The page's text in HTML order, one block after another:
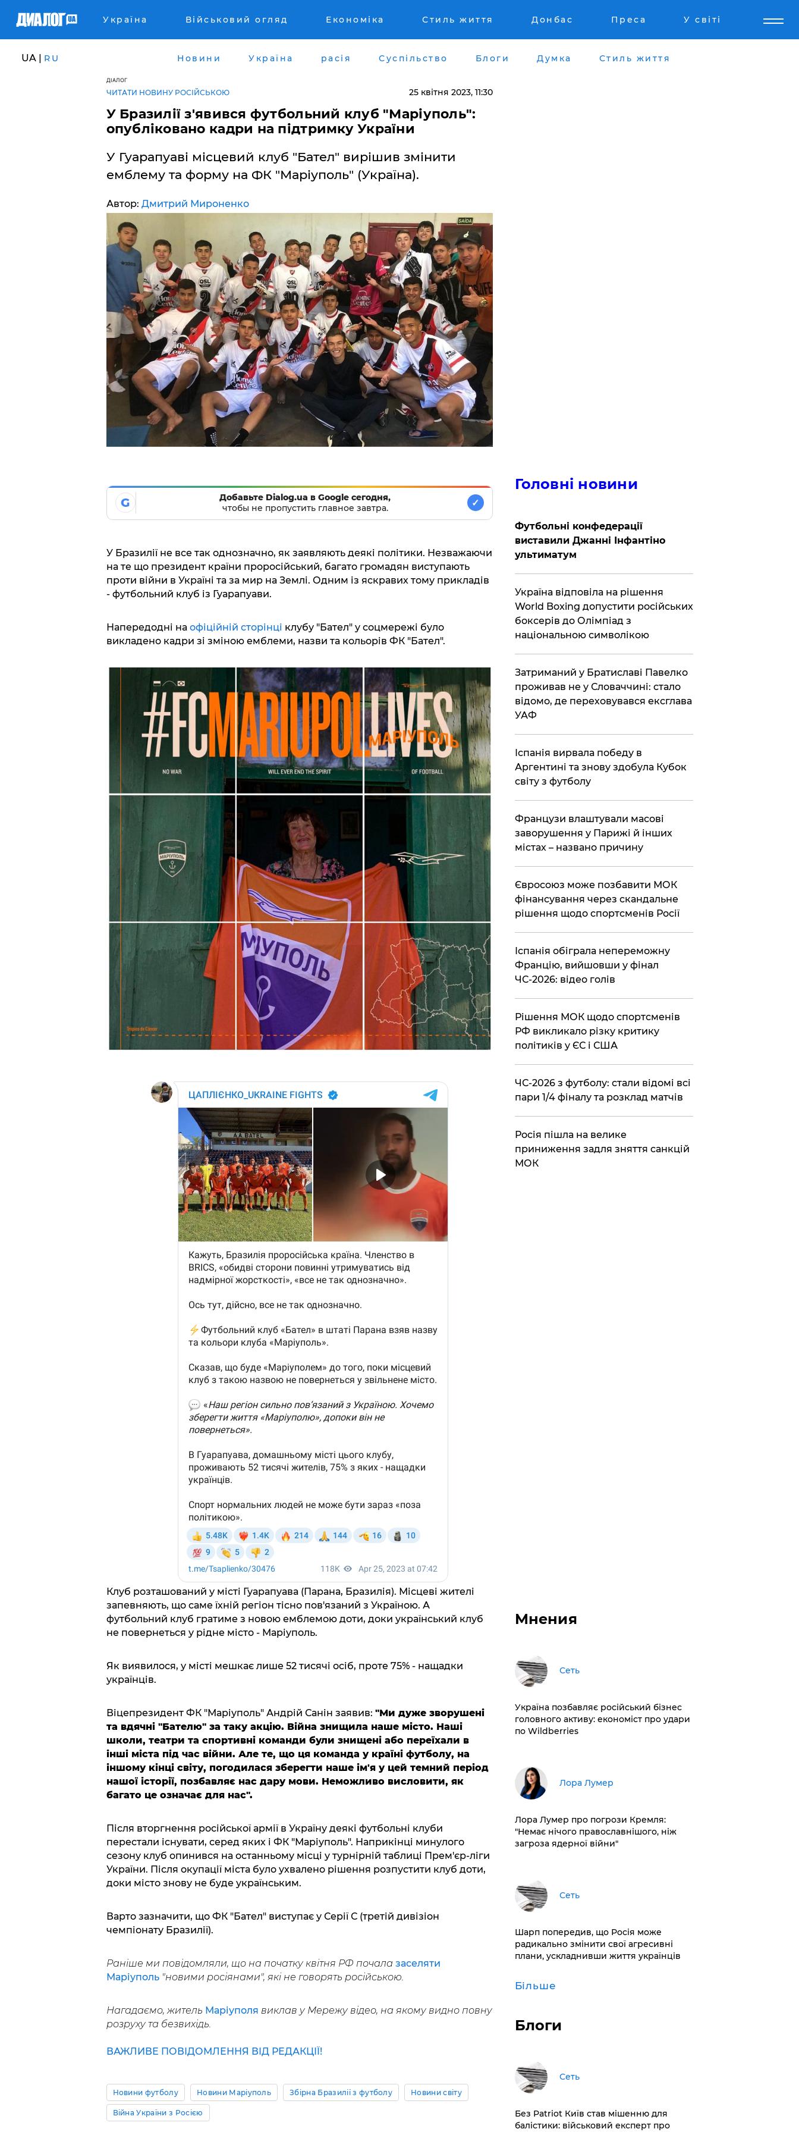
Україна Військовий огляд Економіка Стиль життя Донбас Преса У світі
UA | RU Новини Україна расія Суспільство Блоги Думка Стиль життя
ДІАЛОГ
ЧИТАТИ НОВИНУ РОСІЙСЬКОЮ 25 квітня 2023, 11:30
У Бразилії з'явився футбольний клуб "Маріуполь":
опубліковано кадри на підтримку України
У Гуарапуаві місцевий клуб "Бател" вирішив змінити
емблему та форму на ФК "Маріуполь" (Україна).
Автор: Дмитрий Мироненко
G
Добавьте Dialog.ua в Google сегодня,
чтобы не пропустить главное завтра.
✓
У Бразилії не все так однозначно, як заявляють деякі політики. Незважаючи
на те що президент країни проросійський, багато громадян виступають
проти війни в Україні та за мир на Землі. Одним із яскравих тому прикладів
- футбольний клуб із Гуарапуави.
Напередодні на офіційній сторінці клубу "Бател" у соцмережі було
викладено кадри зі зміною емблеми, назви та кольорів ФК "Бател".
Клуб розташований у місті Гуарапуава (Парана, Бразилія). Місцеві жителі
запевняють, що саме їхній регіон тісно пов'язаний з Україною. А
футбольний клуб гратиме з новою емблемою доти, доки український клуб
не повернеться у рідне місто - Маріуполь.
Як виявилося, у місті мешкає лише 52 тисячі осіб, проте 75% - нащадки
українців.
Віцепрезидент ФК "Маріуполь" Андрій Санін заявив: "Ми дуже зворушені
та вдячні "Бателю" за таку акцію. Війна знищила наше місто. Наші
школи, театри та спортивні команди були знищені або переїхали в
інші міста під час війни. Але те, що ця команда у країні футболу, на
іншому кінці світу, погодилася зберегти наше ім'я у цей темний період
нашої історії, позбавляє нас дару мови. Неможливо висловити, як
багато це означає для нас".
Після вторгнення російської армії в Україну деякі футбольні клуби
перестали існувати, серед яких і ФК "Маріуполь". Наприкінці минулого
сезону клуб опинився на останньому місці у турнірній таблиці Прем'єр-ліги
України. Після окупації міста було ухвалено рішення розпустити клуб доти,
доки місто знову не буде українським.
Варто зазначити, що ФК "Бател" виступає у Серії С (третій дивізіон
чемпіонату Бразилії).
Раніше ми повідомляли, що на початку квітня РФ почала заселяти
Маріуполь "новими росіянами", які не говорять російською.
Нагадаємо, житель Маріуполя виклав у Мережу відео, на якому видно повну
розруху та безвихідь.
ВАЖЛИВЕ ПОВІДОМЛЕННЯ ВІД РЕДАКЦІЇ!
Новини футболу Новини Маріуполь Збірна Бразилії з футболу Новини світу
Війна України з Росією
Головні новини
Футбольні конфедерації
виставили Джанні Інфантіно
ультиматум
Україна відповіла на рішення
World Boxing допустити російських
боксерів до Олімпіад з
національною символікою
Затриманий у Братиславі Павелко
проживав не у Словаччині: стало
відомо, де переховувався ексглава
УАФ
Іспанія вирвала победу в
Аргентині та знову здобула Кубок
світу з футболу
Французи влаштували масові
заворушення у Парижі й інших
містах – названо причину
Євросоюз може позбавити МОК
фінансування через скандальне
рішення щодо спортсменів Росії
Іспанія обіграла непереможну
Францію, вийшовши у фінал
ЧС-2026: відео голів
Рішення МОК щодо спортсменів
РФ викликало різку критику
політиків у ЄС і США
ЧС-2026 з футболу: стали відомі всі
пари 1/4 фіналу та розклад матчів
Росія пішла на велике
приниження задля зняття санкцій
МОК
Мнения
Сеть
​Україна позбавляє російський бізнес
головного активу: економіст про удари
по Wildberries
​Лора Лумер
Лора Лумер про погрози Кремля:
"Немає нічого православнішого, ніж
загроза ядерної війни"
Сеть
​Шарп попередив, що Росія може
радикально змінити свої агресивні
плани, ускладнивши життя українців
Більше
Блоги
Сеть
​Без Patriot Київ став мішенню для
балістики: військовий експерт про